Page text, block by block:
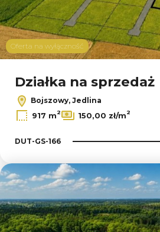
Oferta na wyłączność
Działka na sprzedaż
Bojszowy, Jedlina
917 m2 150,00 zł/m2
DUT-GS-166